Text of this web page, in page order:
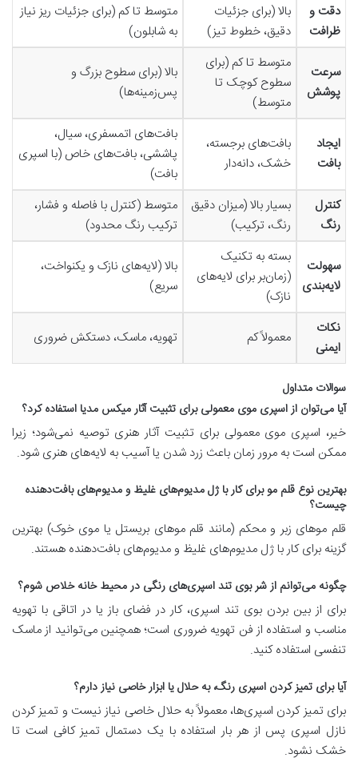
دقت و
ظرافت
بالا (برای جزئیات
دقیق، خطوط تیز)
متوسط تا کم (برای جزئیات ریز نیاز
به شابلون)
سرعت
پوشش
متوسط تا کم (برای
سطوح کوچک تا
متوسط)
بالا (برای سطوح بزرگ و
پس‌زمینه‌ها)
ایجاد
بافت
بافت‌های برجسته،
خشک، دانه‌دار
بافت‌های اتمسفری، سیال،
پاششی، بافت‌های خاص (با اسپری
بافت)
کنترل
رنگ
بسیار بالا (میزان دقیق
رنگ، ترکیب)
متوسط (کنترل با فاصله و فشار،
ترکیب رنگ محدود)
سهولت
لایه‌بندی
بسته به تکنیک
(زمان‌بر برای لایه‌های
نازک)
بالا (لایه‌های نازک و یکنواخت،
سریع)
نکات
ایمنی
معمولاً کم تهویه، ماسک، دستکش ضروری
سوالات متداول
آیا می‌توان از اسپری موی معمولی برای تثبیت آثار میکس مدیا استفاده کرد؟
خیر، اسپری موی معمولی برای تثبیت آثار هنری توصیه نمی‌شود؛ زیرا
ممکن است به مرور زمان باعث زرد شدن یا آسیب به لایه‌های هنری شود.
بهترین نوع قلم مو برای کار با ژل مدیوم‌های غلیظ و مدیوم‌های بافت‌دهنده
چیست؟
قلم موهای زبر و محکم (مانند قلم موهای بریستل یا موی خوک) بهترین
گزینه برای کار با ژل مدیوم‌های غلیظ و مدیوم‌های بافت‌دهنده هستند.
چگونه می‌توانم از شر بوی تند اسپری‌های رنگی در محیط خانه خلاص شوم؟
برای از بین بردن بوی تند اسپری، کار در فضای باز یا در اتاقی با تهویه
مناسب و استفاده از فن تهویه ضروری است؛ همچنین می‌توانید از ماسک
تنفسی استفاده کنید.
آیا برای تمیز کردن اسپری رنگ، به حلال یا ابزار خاصی نیاز دارم؟
برای تمیز کردن اسپری‌ها، معمولاً به حلال خاصی نیاز نیست و تمیز کردن
نازل اسپری پس از هر بار استفاده با یک دستمال تمیز کافی است تا
خشک نشود.